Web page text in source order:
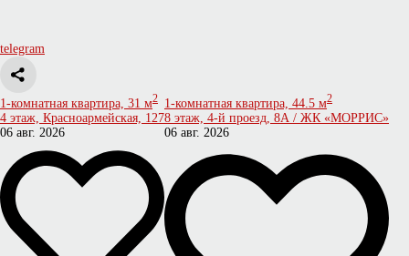
telegram
1-комнатная квартира, 31 м2
4 этаж, Красноармейская, 127
06 авг. 2026
1-комнатная квартира, 44.5 м2
8 этаж, 4-й проезд, 8А / ЖК «МОРРИС»
06 авг. 2026